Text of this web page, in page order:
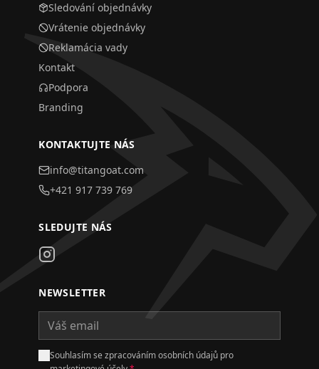
Sledování objednávky
Vrátenie objednávky
Reklamácia vady
Kontakt
Podpora
Branding
KONTAKTUJTE NÁS
info@titangoat.com
+421 917 739 769
SLEDUJTE NÁS
NEWSLETTER
Souhlasím se zpracováním osobních údajů pro